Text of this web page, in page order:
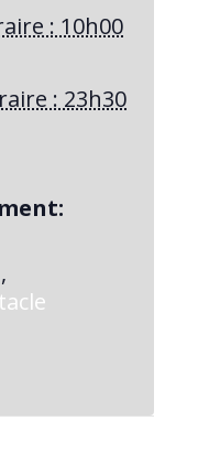
: 10h00
: 23h30
,